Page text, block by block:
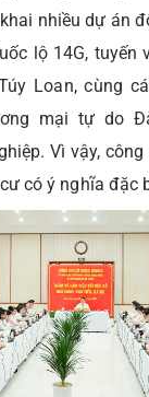
nhiều dự án
lộ 14G, tuyến
Loan, cùng
mại tự do
Vì vậy,
có ý nghĩa đặc